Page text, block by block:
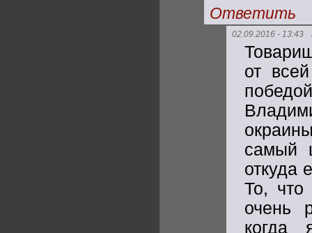
Ответить
02.09.2016 - 13:43
от
самый
откуда
То,
очень
когда